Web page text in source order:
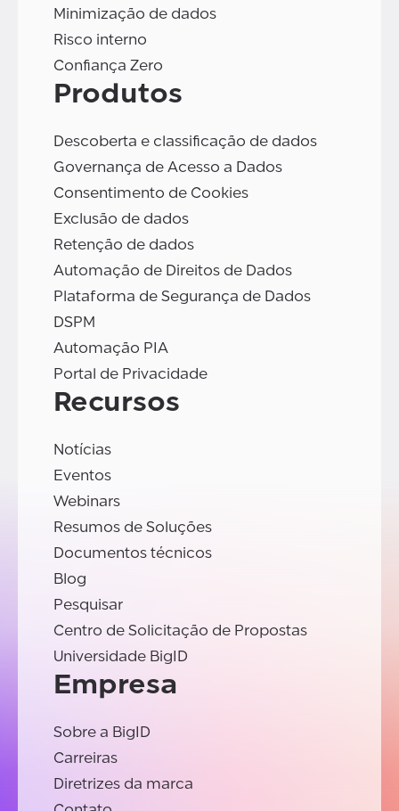
Minimização de dados
Risco interno
Confiança Zero
Produtos
Descoberta e classificação de dados
Governança de Acesso a Dados
Consentimento de Cookies
Exclusão de dados
Retenção de dados
Automação de Direitos de Dados
Plataforma de Segurança de Dados
DSPM
Automação PIA
Portal de Privacidade
Recursos
Notícias
Eventos
Webinars
Resumos de Soluções
Documentos técnicos
Blog
Pesquisar
Centro de Solicitação de Propostas
Universidade BigID
Empresa
Sobre a BigID
Carreiras
Diretrizes da marca